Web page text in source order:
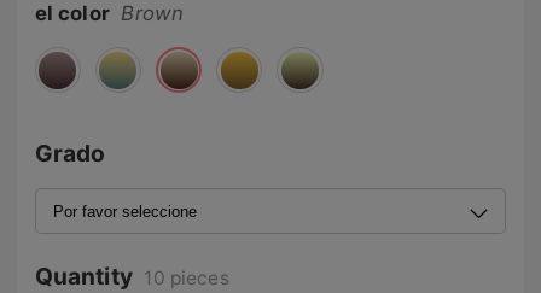
el color Brown
Grado
Quantity 10 pieces